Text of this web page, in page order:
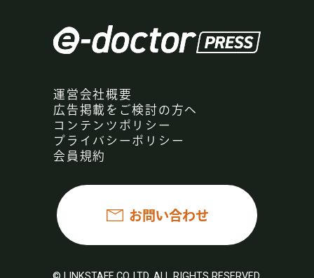
運営会社概要
広告掲載をご検討の方へ
コンテンツポリシー
プライバシーポリシー
会員規約
お問い合わせ